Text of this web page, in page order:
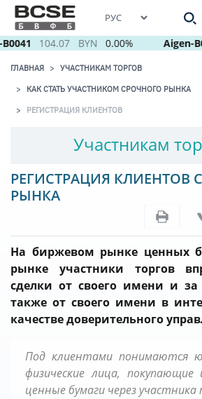
104.07 BYN 0.00% Aigen-
ГЛАВНАЯ УЧАСТНИКАМ ТОРГОВ
КАК СТАТЬ УЧАСТНИКОМ СРОЧНОГО РЫНКА
РЕГИСТРАЦИЯ КЛИЕНТОВ
Участникам
РЕГИСТРАЦИЯ КЛИЕНТОВ
РЫНКА
На биржевом рынке ценных
рынке участники торгов
сделки от своего имени и за
также от своего имени в
качестве доверительного
Под клиентами понимаются
физические лица,
ценные бумаги через участника